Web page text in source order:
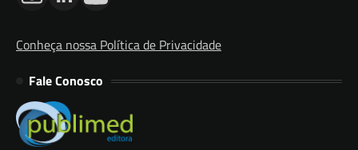
Conheça nossa Política de Privacidade
Fale Conosco